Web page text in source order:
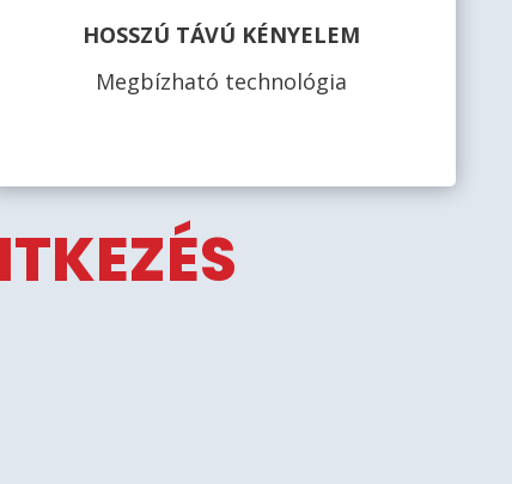
HOSSZÚ TÁVÚ KÉNYELEM
Megbízható technológia